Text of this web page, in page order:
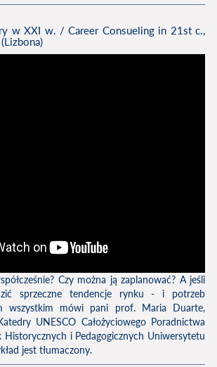
w XXI w. / Career Consueling in 21st c.,
Czy można ją zaplanować? A jeśli
sprzeczne tendencje rynku - i potrzeb
wszystkim mówi pani prof. Maria Duarte,
UNESCO Całożyciowego Poradnictwa
Historycznych i Pedagogicznych Uniwersytetu
jest tłumaczony.